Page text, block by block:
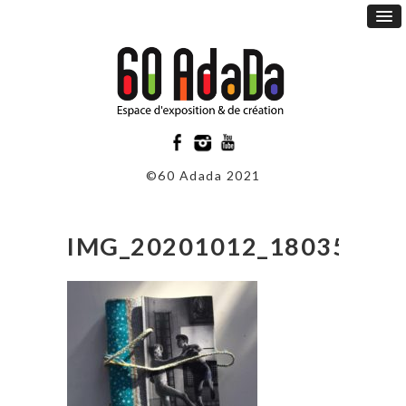
©60 Adada 2021
IMG_20201012_180352